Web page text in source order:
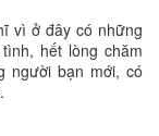
vì ở đây có những
hết lòng chăm
người bạn mới, có